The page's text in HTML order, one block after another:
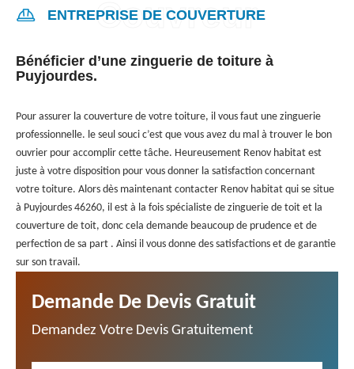
ENTREPRISE DE COUVERTURE
Bénéficier d’une zinguerie de toiture à
Puyjourdes.
Pour assurer la couverture de votre toiture, il vous faut une zinguerie
professionnelle. le seul souci c’est que vous avez du mal à trouver le bon
ouvrier pour accomplir cette tâche. Heureusement Renov habitat est
juste à votre disposition pour vous donner la satisfaction concernant
votre toiture. Alors dès maintenant contacter Renov habitat qui se situe
à Puyjourdes 46260, il est à la fois spécialiste de zinguerie de toit et la
couverture de toit, donc cela demande beaucoup de prudence et de
perfection de sa part . Ainsi il vous donne des satisfactions et de garantie
sur son travail.
Demande De Devis Gratuit
Demandez Votre Devis Gratuitement